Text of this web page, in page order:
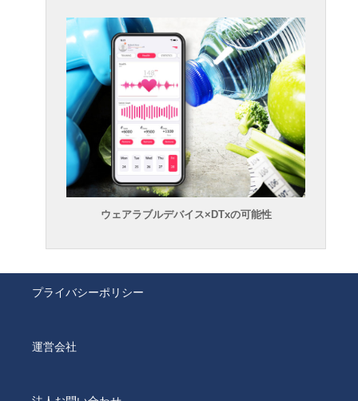
ウェアラブルデバイス×DTxの可能性
プライバシーポリシー
運営会社